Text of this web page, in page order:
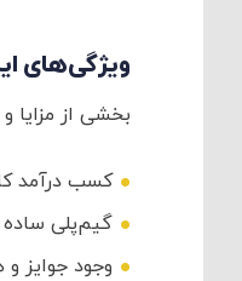
ویژگی‌های
بخشی از مزایا
کسب درآمد
گیم‌پلی ساده
وجود جوایز و